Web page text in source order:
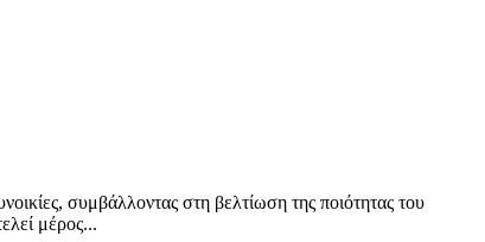
συμβάλλοντας στη βελτίωση της ποιότητας του
μέρος...